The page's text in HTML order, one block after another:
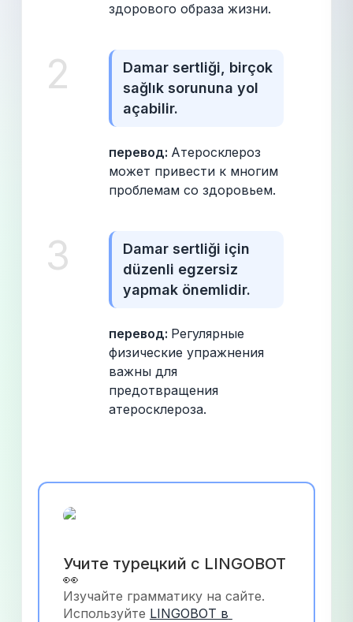
здорового образа жизни.
2
Damar sertliği, birçok
sağlık sorununa yol
açabilir.
перевод: Атеросклероз
может привести к многим
проблемам со здоровьем.
3
Damar sertliği için
düzenli egzersiz
yapmak önemlidir.
перевод: Регулярные
физические упражнения
важны для
предотвращения
атеросклероза.
Учите турецкий с LINGOBOT
👀
Изучайте грамматику на сайте.
Используйте LINGOBOT в